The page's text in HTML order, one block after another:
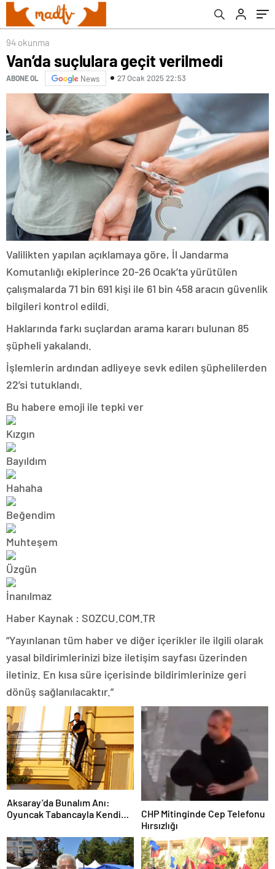
94 okunma
Van’da suçlulara geçit verilmedi
ABONE OL News 27 Ocak 2025 22:53
Valilikten yapılan açıklamaya göre, İl Jandarma
Komutanlığı ekiplerince 20-26 Ocak’ta yürütülen
çalışmalarda 71 bin 691 kişi ile 61 bin 458 aracın güvenlik
bilgileri kontrol edildi.
Haklarında farkı suçlardan arama kararı bulunan 85
şüpheli yakalandı.
İşlemlerin ardından adliyeye sevk edilen şüphelilerden
22’si tutuklandı.
Bu habere emoji ile tepki ver
Haber Kaynak : SOZCU.COM.TR
“Yayınlanan tüm haber ve diğer içerikler ile ilgili olarak
yasal bildirimlerinizi bize iletişim sayfası üzerinden
iletiniz. En kısa süre içerisinde bildirimlerinize geri
dönüş sağlanılacaktır.”
Aksaray’da Bunalım Anı:
Oyuncak Tabancayla Kendine
CHP Mitinginde Cep Telefonu
Hırsızlığı